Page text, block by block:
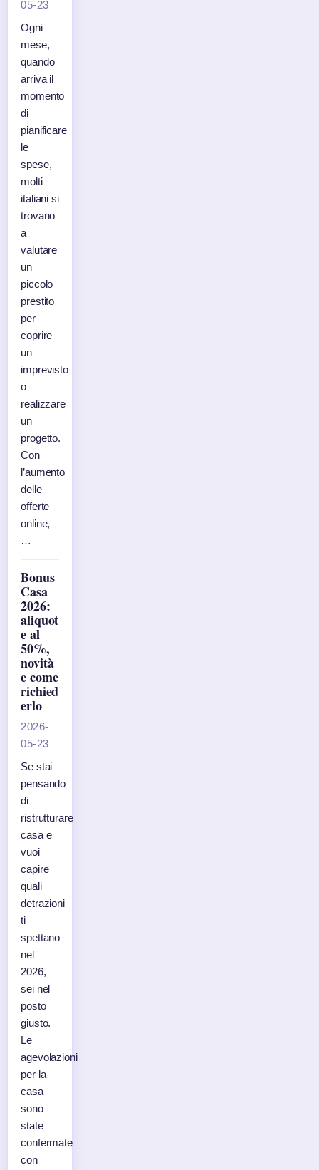
05-23
Ogni
mese,
quando
arriva il
momento
di
pianificare
le
spese,
molti
italiani si
trovano
a
valutare
un
piccolo
prestito
per
coprire
un
imprevisto
o
realizzare
un
progetto.
Con
l’aumento
delle
offerte
online,
…
Bonus
Casa
2026:
aliquot
e al
50%,
novità
e come
richied
erlo
2026-
05-23
Se stai
pensando
di
ristrutturare
casa e
vuoi
capire
quali
detrazioni
ti
spettano
nel
2026,
sei nel
posto
giusto.
Le
agevolazioni
per la
casa
sono
state
confermate
con